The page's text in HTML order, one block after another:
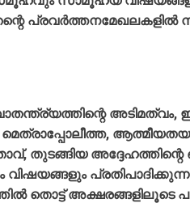
പ്രവര്‍ത്തനമേഖലകളില്‍
അടിമത്വം,
മെത്രാപ്പോലീത്ത,
തുടങ്ങിയ
തൊട്ട് അക്ഷരങ്ങളിലൂടെ